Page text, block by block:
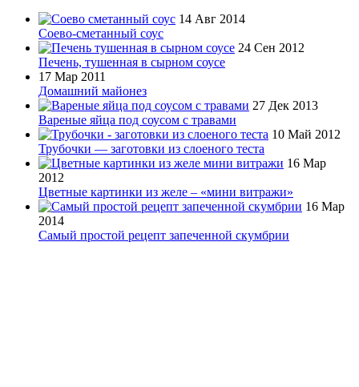
14 Авг 2014
Соево-сметанный соус
24 Сен 2012
Печень, тушенная в сырном соусе
17 Мар 2011
Домашний майонез
27 Дек 2013
Вареные яйца под соусом с травами
10 Май 2012
Трубочки — заготовки из слоеного теста
16 Мар
2012
Цветные картинки из желе – «мини витражи»
16 Мар
2014
Самый простой рецепт запеченной скумбрии